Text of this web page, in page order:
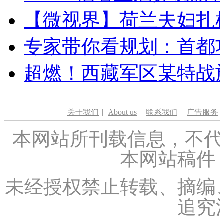
【微视界】荷兰夫妇
专家带你看规划：首
超燃！西藏军区某特
关于我们 | About us | 联系我们 | 广告服务
本网站所刊载信息，不
本网站稿
未经授权禁止转载、摘
追